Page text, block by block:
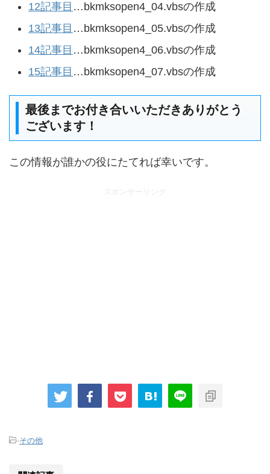
12記事目 …bkmksopen4_04.vbsの作成
13記事目 …bkmksopen4_05.vbsの作成
14記事目 …bkmksopen4_06.vbsの作成
15記事目 …bkmksopen4_07.vbsの作成
最後までお付き合いいただきありがとう
ございます！
この情報が誰かの役にたてれば幸いです。
-その他